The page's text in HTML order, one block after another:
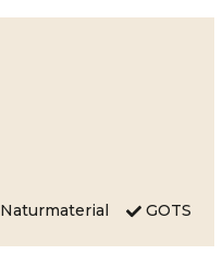
Naturmaterial
GOTS